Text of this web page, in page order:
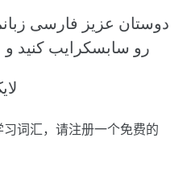
دوستان عزیز فارسی
رو سابسکرایب کنید و
词汇，请注册一个免费的